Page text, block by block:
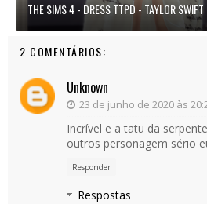
THE SIMS 4 - DRESS TTPD - TAYLOR SWIFT
2 COMENTÁRIOS:
Unknown
23 de junho de 2020 às
Incrível e a tatu da
outros personagem sério
Responder
Respostas